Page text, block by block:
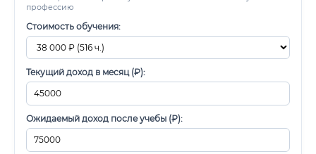
профессию
Стоимость обучения:
Текущий доход в месяц (₽):
Ожидаемый доход после учебы (₽):